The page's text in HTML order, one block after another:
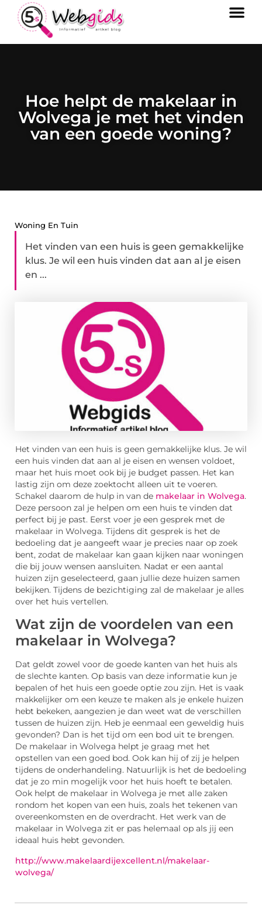
Hoe helpt de makelaar in
Wolvega je met het vinden
van een goede woning?
Woning En Tuin
Het vinden van een huis is geen gemakkelijke
klus. Je wil een huis vinden dat aan al je eisen
en ...
Het vinden van een huis is geen gemakkelijke klus. Je wil
een huis vinden dat aan al je eisen en wensen voldoet,
maar het huis moet ook bij je budget passen. Het kan
lastig zijn om deze zoektocht alleen uit te voeren.
Schakel daarom de hulp in van de makelaar in Wolvega.
Deze persoon zal je helpen om een huis te vinden dat
perfect bij je past. Eerst voer je een gesprek met de
makelaar in Wolvega. Tijdens dit gesprek is het de
bedoeling dat je aangeeft waar je precies naar op zoek
bent, zodat de makelaar kan gaan kijken naar woningen
die bij jouw wensen aansluiten. Nadat er een aantal
huizen zijn geselecteerd, gaan jullie deze huizen samen
bekijken. Tijdens de bezichtiging zal de makelaar je alles
over het huis vertellen.
Wat zijn de voordelen van een
makelaar in Wolvega?
Dat geldt zowel voor de goede kanten van het huis als
de slechte kanten. Op basis van deze informatie kun je
bepalen of het huis een goede optie zou zijn. Het is vaak
makkelijker om een keuze te maken als je enkele huizen
hebt bekeken, aangezien je dan weet wat de verschillen
tussen de huizen zijn. Heb je eenmaal een geweldig huis
gevonden? Dan is het tijd om een bod uit te brengen.
De makelaar in Wolvega helpt je graag met het
opstellen van een goed bod. Ook kan hij of zij je helpen
tijdens de onderhandeling. Natuurlijk is het de bedoeling
dat je zo min mogelijk voor het huis hoeft te betalen.
Ook helpt de makelaar in Wolvega je met alle zaken
rondom het kopen van een huis, zoals het tekenen van
overeenkomsten en de overdracht. Het werk van de
makelaar in Wolvega zit er pas helemaal op als jij een
ideaal huis hebt gevonden.
http://www.makelaardijexcellent.nl/makelaar-
wolvega/